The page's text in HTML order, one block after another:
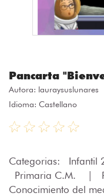
Pancarta
Autora: lauraysuslunares
Idioma: Castellano
Categorias: Infantil
Primaria C.M.
|
Conocimiento del